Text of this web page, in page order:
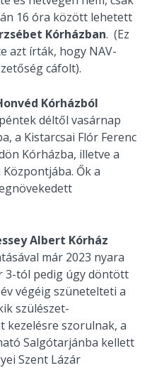
16 óra között lehetett
Kórházban. (Ez
azt írták, hogy NAV-
cáfolt).
Kórházból
déltől vasárnap
a Kistarcsai Flór Ferenc
Kórházba, illetve a
Ők a
Albert Kórház
már 2023 nyara
3-tól pedig úgy döntött
végéig szünetelteti a
szülészet-
kezelésre szorulnak, a
Salgótarjánba kellett
Szent Lázár